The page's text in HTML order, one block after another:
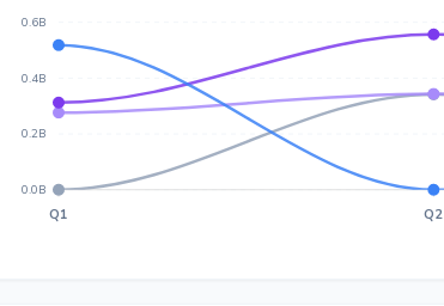
0.6B
0.4B
0.2B
0.0B
Q1 Q2